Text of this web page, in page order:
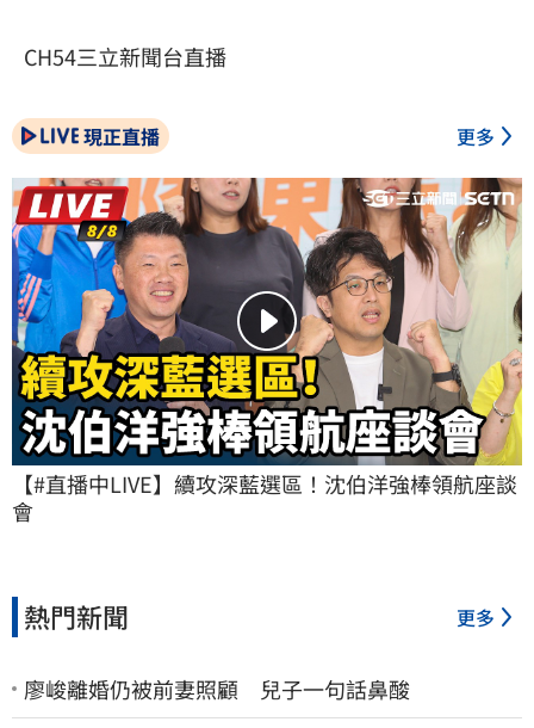
CH54三立新聞台直播
現正直播 更多
【#直播中LIVE】續攻深藍選區！沈伯洋強棒領航座談
會
熱門新聞 更多
廖峻離婚仍被前妻照顧 兒子一句話鼻酸